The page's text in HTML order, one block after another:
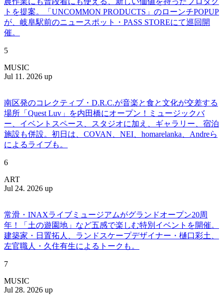
トを提案。「UNCOMMON PRODUCTS」のローンチPOPUP
が、岐阜駅前のニュースポット・PASS STOREにて巡回開
催。
5
MUSIC
Jul 11. 2026 up
南区発のコレクティブ・D.R.C.が⾳楽と⾷と⽂化が交差する
場所「Quest Luv」を内田橋にオープン！ミュージックバ
ー、イベントスペース、スタジオに加え、ギャラリー、宿泊
施設も併設。初日は、COVAN、NEI、homarelanka、Andreら
によるライブも。
6
ART
Jul 24. 2026 up
常滑・INAXライブミュージアムがグランドオープン20周
年！「土の遊園地」など五感で楽しむ特別イベントを開催。
建築家・日置拓人、ランドスケープデザイナー・樋口彩土、
左官職人・久住有生によるトークも。
7
MUSIC
Jul 28. 2026 up